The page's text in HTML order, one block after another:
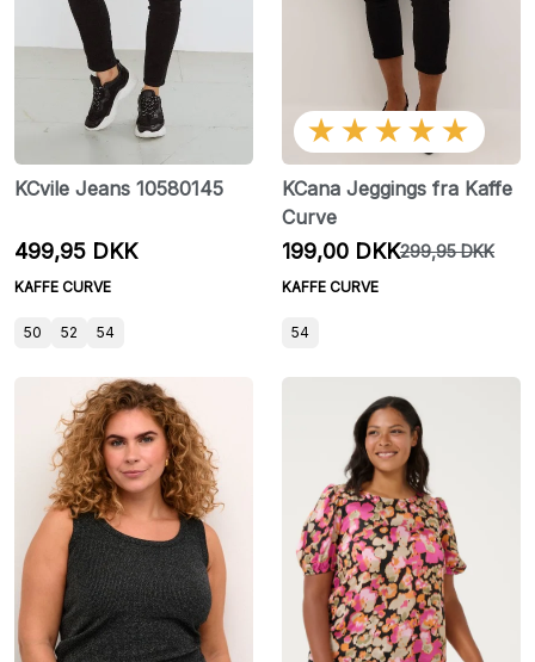
KCvile Jeans 10580145
499,95 DKK
KAFFE CURVE
50 52 54
★★★★★
KCana Jeggings fra Kaffe
Curve
199,00 DKK299,95 DKK
KAFFE CURVE
54